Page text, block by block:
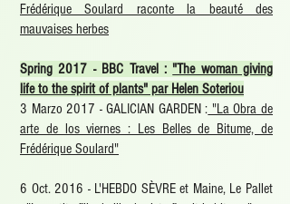
Frédérique Soulard raconte la beauté des
mauvaises herbes
Spring 2017 - BBC Travel : "The woman giving
life to the spirit of plants" par Helen Soteriou
3 Marzo 2017 - GALICIAN GARDEN : "La Obra de
arte de los viernes : Les Belles de Bitume, de
Frédérique Soulard"
6 Oct. 2016 - L'HEBDO SÈVRE et Maine, Le Pallet